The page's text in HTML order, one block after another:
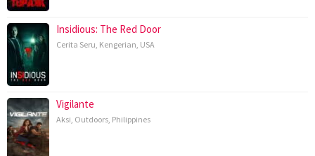
Insidious: The Red Door
Cerita Seru, Kengerian, USA
Vigilante
Aksi, Outdoors, Philippines